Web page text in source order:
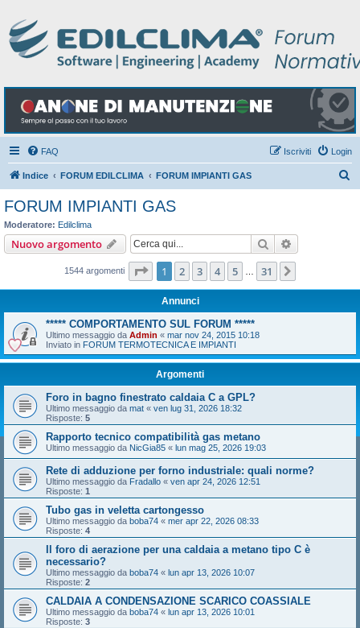
FAQ Login
Iscriviti
Indice FORUM EDILCLIMA FORUM IMPIANTI GAS
FORUM IMPIANTI GAS
Moderatore: Edilclima
Nuovo argomento Cerca
1544 argomenti Pagina di 31
1 2 3 4 5 31
Annunci
***** COMPORTAMENTO SUL FORUM *****
Ultimo messaggio da Admin « mar nov 24, 2015 10:18
Inviato in FORUM TERMOTECNICA E IMPIANTI
Argomenti
Foro in bagno finestrato caldaia C a GPL?
Ultimo messaggio da mat « ven lug 31, 2026 18:32
Risposte: 5
Rapporto tecnico compatibilità gas metano
Ultimo messaggio da NicGia85 « lun mag 25, 2026 19:03
Rete di adduzione per forno industriale: quali norme?
Ultimo messaggio da Fradallo « ven apr 24, 2026 12:51
Risposte: 1
Tubo gas in veletta cartongesso
Ultimo messaggio da boba74 « mer apr 22, 2026 08:33
Risposte: 4
Il foro di aerazione per una caldaia a metano tipo C è
necessario?
Ultimo messaggio da boba74 « lun apr 13, 2026 10:07
Risposte: 2
CALDAIA A CONDENSAZIONE SCARICO COASSIALE
Ultimo messaggio da boba74 « lun apr 13, 2026 10:01
Risposte: 3